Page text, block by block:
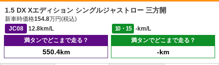
1.5 DX Xエディション シングルジャストロー 三方開
新車時価格154.8万円(税込)
JC08
12.8km/L 10・15
-km/L
満タンでどこまで走る？
550.4km
満タンでどこまで走る？
-km